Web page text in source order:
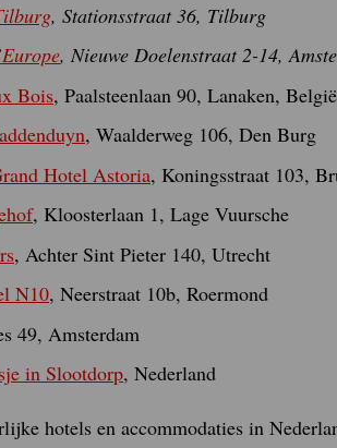
, Stationsstraat 36, Tilburg
, Nieuwe Doelenstraat 2-14,
Bois, Paalsteenlaan 90, Lanaken, België
, Waalderweg 106, Den Burg
Hotel Astoria, Koningsstraat 103,
, Kloosterlaan 1, Lage Vuursche
, Achter Sint Pieter 140, Utrecht
N10, Neerstraat 10b, Roermond
49, Amsterdam
in Slootdorp, Nederland
hotels en accommodaties in